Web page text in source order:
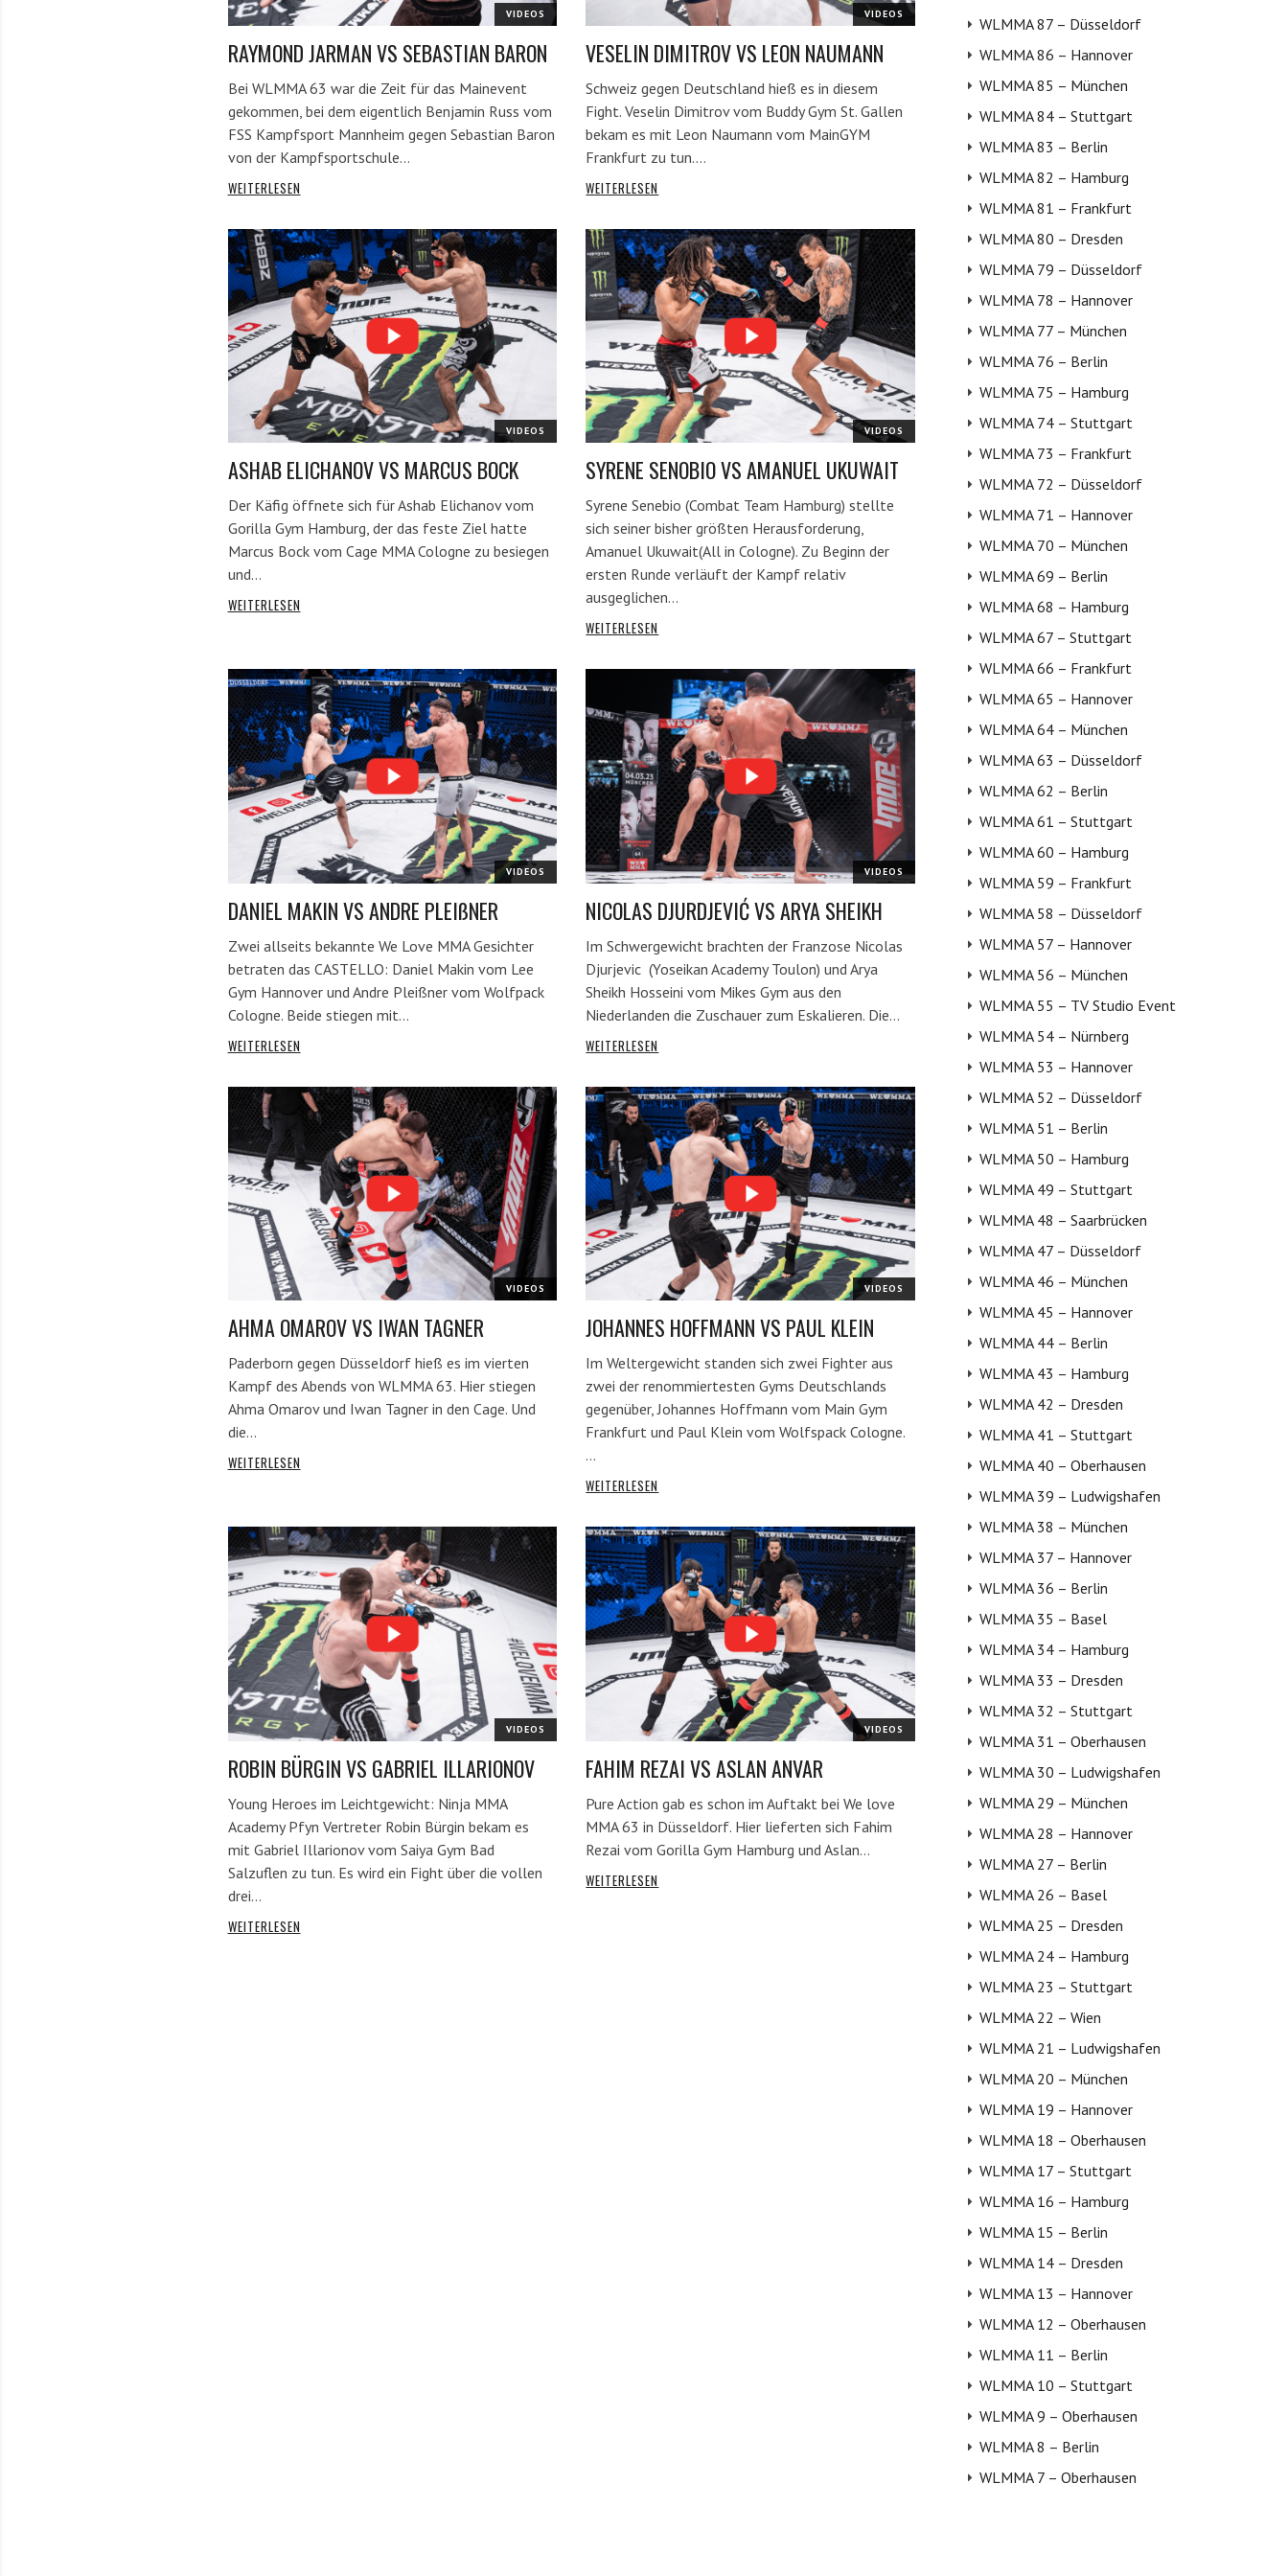
VIDEOS
RAYMOND JARMAN VS SEBASTIAN BARON
Bei WLMMA 63 war die Zeit für das Mainevent
gekommen, bei dem eigentlich Benjamin Russ vom
FSS Kampfsport Mannheim gegen Sebastian Baron
von der Kampfsportschule…
WEITERLESEN
VIDEOS
VESELIN DIMITROV VS LEON NAUMANN
Schweiz gegen Deutschland hieß es in diesem
Fight. Veselin Dimitrov vom Buddy Gym St. Gallen
bekam es mit Leon Naumann vom MainGYM
Frankfurt zu tun.…
WEITERLESEN
VIDEOS
ASHAB ELICHANOV VS MARCUS BOCK
Der Käfig öffnete sich für Ashab Elichanov vom
Gorilla Gym Hamburg, der das feste Ziel hatte
Marcus Bock vom Cage MMA Cologne zu besiegen
und…
WEITERLESEN
VIDEOS
SYRENE SENOBIO VS AMANUEL UKUWAIT
Syrene Senebio (Combat Team Hamburg) stellte
sich seiner bisher größten Herausforderung,
Amanuel Ukuwait(All in Cologne). Zu Beginn der
ersten Runde verläuft der Kampf relativ
ausgeglichen…
WEITERLESEN
VIDEOS
DANIEL MAKIN VS ANDRE PLEIßNER
Zwei allseits bekannte We Love MMA Gesichter
betraten das CASTELLO: Daniel Makin vom Lee
Gym Hannover und Andre Pleißner vom Wolfpack
Cologne. Beide stiegen mit…
WEITERLESEN
VIDEOS
NICOLAS DJURDJEVIĆ VS ARYA SHEIKH
Im Schwergewicht brachten der Franzose Nicolas
Djurjevic (Yoseikan Academy Toulon) und Arya
Sheikh Hosseini vom Mikes Gym aus den
Niederlanden die Zuschauer zum Eskalieren. Die…
WEITERLESEN
VIDEOS
AHMA OMAROV VS IWAN TAGNER
Paderborn gegen Düsseldorf hieß es im vierten
Kampf des Abends von WLMMA 63. Hier stiegen
Ahma Omarov und Iwan Tagner in den Cage. Und
die…
WEITERLESEN
VIDEOS
JOHANNES HOFFMANN VS PAUL KLEIN
Im Weltergewicht standen sich zwei Fighter aus
zwei der renommiertesten Gyms Deutschlands
gegenüber, Johannes Hoffmann vom Main Gym
Frankfurt und Paul Klein vom Wolfspack Cologne.
…
WEITERLESEN
VIDEOS
ROBIN BÜRGIN VS GABRIEL ILLARIONOV
Young Heroes im Leichtgewicht: Ninja MMA
Academy Pfyn Vertreter Robin Bürgin bekam es
mit Gabriel Illarionov vom Saiya Gym Bad
Salzuflen zu tun. Es wird ein Fight über die vollen
drei…
WEITERLESEN
VIDEOS
FAHIM REZAI VS ASLAN ANVAR
Pure Action gab es schon im Auftakt bei We love
MMA 63 in Düsseldorf. Hier lieferten sich Fahim
Rezai vom Gorilla Gym Hamburg und Aslan…
WEITERLESEN
WLMMA 87 – Düsseldorf
WLMMA 86 – Hannover
WLMMA 85 – München
WLMMA 84 – Stuttgart
WLMMA 83 – Berlin
WLMMA 82 – Hamburg
WLMMA 81 – Frankfurt
WLMMA 80 – Dresden
WLMMA 79 – Düsseldorf
WLMMA 78 – Hannover
WLMMA 77 – München
WLMMA 76 – Berlin
WLMMA 75 – Hamburg
WLMMA 74 – Stuttgart
WLMMA 73 – Frankfurt
WLMMA 72 – Düsseldorf
WLMMA 71 – Hannover
WLMMA 70 – München
WLMMA 69 – Berlin
WLMMA 68 – Hamburg
WLMMA 67 – Stuttgart
WLMMA 66 – Frankfurt
WLMMA 65 – Hannover
WLMMA 64 – München
WLMMA 63 – Düsseldorf
WLMMA 62 – Berlin
WLMMA 61 – Stuttgart
WLMMA 60 – Hamburg
WLMMA 59 – Frankfurt
WLMMA 58 – Düsseldorf
WLMMA 57 – Hannover
WLMMA 56 – München
WLMMA 55 – TV Studio Event
WLMMA 54 – Nürnberg
WLMMA 53 – Hannover
WLMMA 52 – Düsseldorf
WLMMA 51 – Berlin
WLMMA 50 – Hamburg
WLMMA 49 – Stuttgart
WLMMA 48 – Saarbrücken
WLMMA 47 – Düsseldorf
WLMMA 46 – München
WLMMA 45 – Hannover
WLMMA 44 – Berlin
WLMMA 43 – Hamburg
WLMMA 42 – Dresden
WLMMA 41 – Stuttgart
WLMMA 40 – Oberhausen
WLMMA 39 – Ludwigshafen
WLMMA 38 – München
WLMMA 37 – Hannover
WLMMA 36 – Berlin
WLMMA 35 – Basel
WLMMA 34 – Hamburg
WLMMA 33 – Dresden
WLMMA 32 – Stuttgart
WLMMA 31 – Oberhausen
WLMMA 30 – Ludwigshafen
WLMMA 29 – München
WLMMA 28 – Hannover
WLMMA 27 – Berlin
WLMMA 26 – Basel
WLMMA 25 – Dresden
WLMMA 24 – Hamburg
WLMMA 23 – Stuttgart
WLMMA 22 – Wien
WLMMA 21 – Ludwigshafen
WLMMA 20 – München
WLMMA 19 – Hannover
WLMMA 18 – Oberhausen
WLMMA 17 – Stuttgart
WLMMA 16 – Hamburg
WLMMA 15 – Berlin
WLMMA 14 – Dresden
WLMMA 13 – Hannover
WLMMA 12 – Oberhausen
WLMMA 11 – Berlin
WLMMA 10 – Stuttgart
WLMMA 9 – Oberhausen
WLMMA 8 – Berlin
WLMMA 7 – Oberhausen